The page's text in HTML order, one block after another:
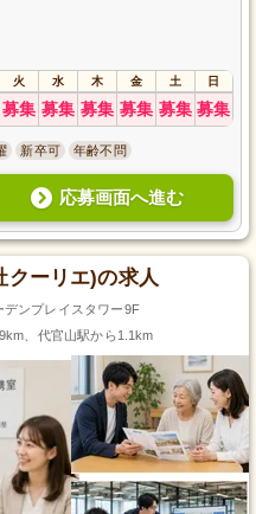
火 水 木 金 土 日
募集 募集 募集 募集 募集 募集
新卒可 年齢不問
応募画面へ進む
クーリエ)の求人
ンプレイスタワー9F
、代官山駅から1.1km